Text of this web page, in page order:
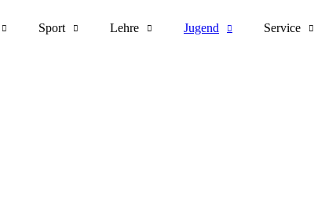
Sport Lehre Jugend Service